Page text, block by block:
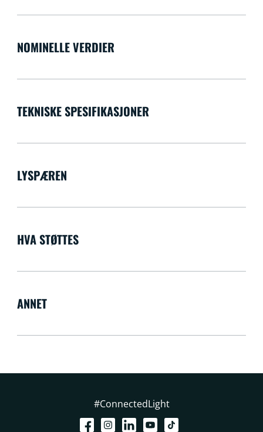
NOMINELLE VERDIER
TEKNISKE SPESIFIKASJONER
LYSPÆREN
HVA STØTTES
ANNET
#ConnectedLight